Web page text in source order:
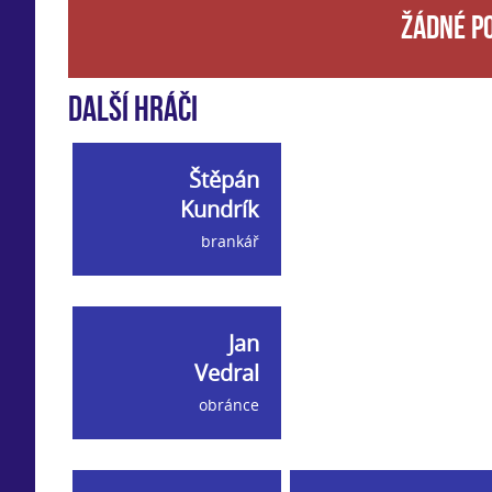
Žádné
Další hráči
Štěpán
Kundrík
brankář
Jan
Vedral
obránce